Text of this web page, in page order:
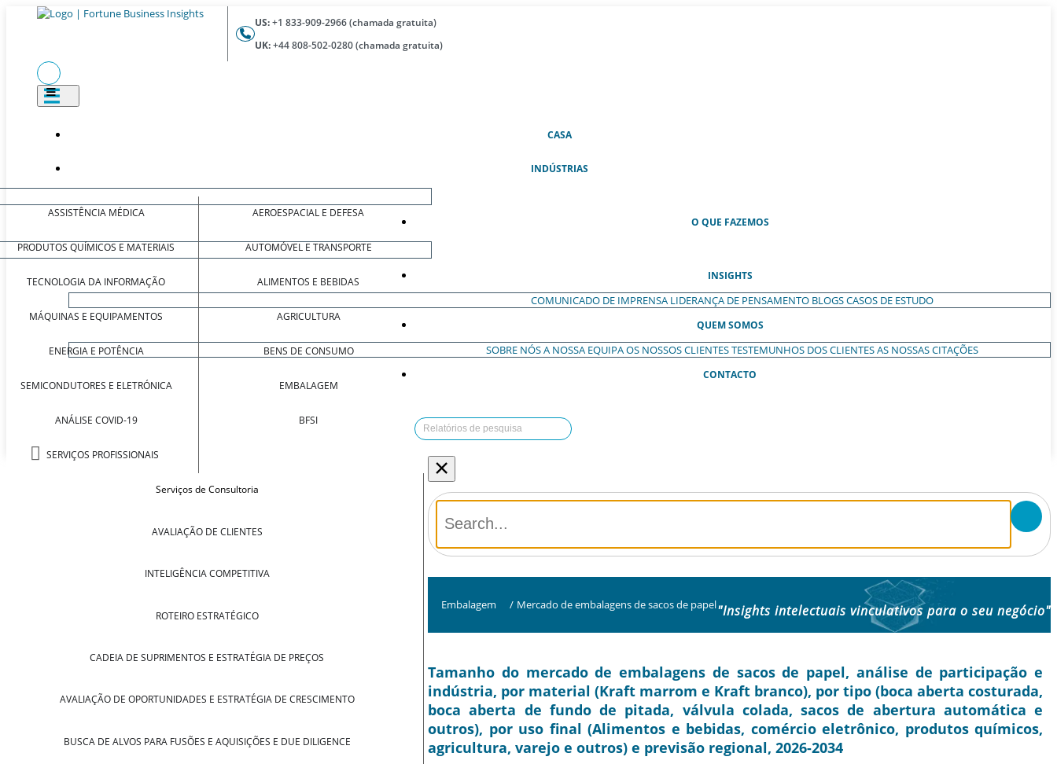
US:+1 833-909-2966 (chamada gratuita)
UK:+44 808-502-0280 (chamada gratuita)
CASA(ATUAL)
INDÚSTRIAS
ASSISTÊNCIA MÉDICA
PRODUTOS QUÍMICOS E MATERIAIS
TECNOLOGIA DA INFORMAÇÃO
MÁQUINAS E EQUIPAMENTOS
ENERGIA E POTÊNCIA
SEMICONDUTORES E ELETRÓNICA
ANÁLISE COVID-19
SERVIÇOS PROFISSIONAIS
AEROESPACIAL E DEFESA
AUTOMÓVEL E TRANSPORTE
ALIMENTOS E BEBIDAS
AGRICULTURA
BENS DE CONSUMO
EMBALAGEM
BFSI
O QUE FAZEMOS
Serviços de Consultoria
AVALIAÇÃO DE CLIENTES
INTELIGÊNCIA COMPETITIVA
ROTEIRO ESTRATÉGICO
CADEIA DE SUPRIMENTOS E ESTRATÉGIA DE PREÇOS
AVALIAÇÃO DE OPORTUNIDADES E ESTRATÉGIA DE CRESCIMENTO
BUSCA DE ALVOS PARA FUSÕES E AQUISIÇÕES E DUE DILIGENCE
INSIGHTS
COMUNICADO DE IMPRENSA LIDERANÇA DE PENSAMENTO BLOGSCASOS DE ESTUDO
QUEM SOMOS
SOBRE NÓSA NOSSA EQUIPAOS NOSSOS CLIENTESTESTEMUNHOS DOS CLIENTESAS NOSSAS CITAÇÕES
CONTACTO
×
Embalagem / Mercado de embalagens de sacos de papel"Insights intelectuais vinculativos para o seu negócio"
Tamanho do mercado de embalagens de sacos de papel, análise de participação e
indústria, por material (Kraft marrom e Kraft branco), por tipo (boca aberta costurada,
boca aberta de fundo de pitada, válvula colada, sacos de abertura automática e
outros), por uso final (Alimentos e bebidas, comércio eletrônico, produtos químicos,
agricultura, varejo e outros) e previsão regional, 2026-2034